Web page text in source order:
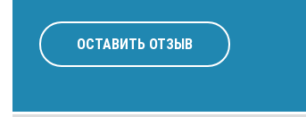
ОСТАВИТЬ ОТЗЫВ